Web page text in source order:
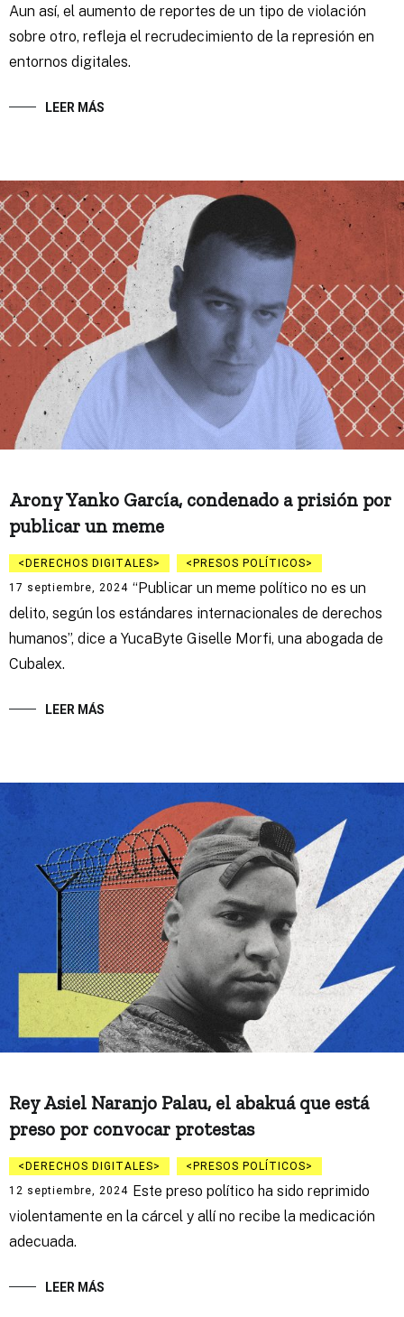
Aun así, el aumento de reportes de un tipo de violación
sobre otro, refleja el recrudecimiento de la represión en
entornos digitales.
LEER MÁS
Arony Yanko García, condenado a prisión por
publicar un meme
DERECHOS DIGITALES
PRESOS POLÍTICOS
17 septiembre, 2024 “Publicar un meme político no es un
delito, según los estándares internacionales de derechos
humanos”, dice a YucaByte Giselle Morfi, una abogada de
Cubalex.
LEER MÁS
Rey Asiel Naranjo Palau, el abakuá que está
preso por convocar protestas
DERECHOS DIGITALES
PRESOS POLÍTICOS
12 septiembre, 2024 Este preso político ha sido reprimido
violentamente en la cárcel y allí no recibe la medicación
adecuada.
LEER MÁS